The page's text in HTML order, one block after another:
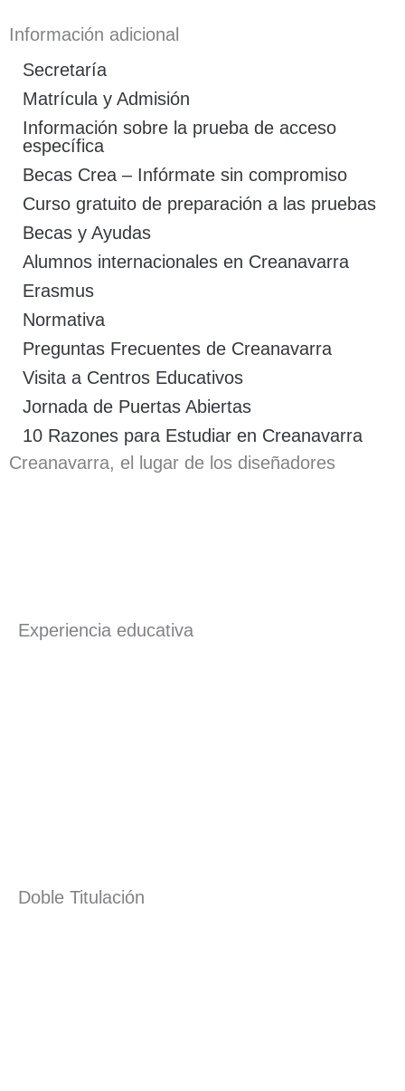
Información adicional
Secretaría
Matrícula y Admisión
Información sobre la prueba de acceso
específica
Becas Crea – Infórmate sin compromiso
Curso gratuito de preparación a las pruebas
Becas y Ayudas
Alumnos internacionales en Creanavarra
Erasmus
Normativa
Preguntas Frecuentes de Creanavarra
Visita a Centros Educativos
Jornada de Puertas Abiertas
10 Razones para Estudiar en Creanavarra
Creanavarra, el lugar de los diseñadores
Experiencia educativa
Doble Titulación